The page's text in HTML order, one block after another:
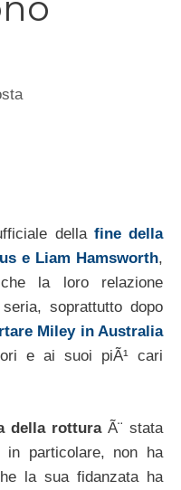
della fine della
e Liam Hamsworth,
la loro relazione
soprattutto dopo
Miley in Australia
e ai suoi piÃ¹ cari
della rotturaÃ¨ stata
in particolare, non ha
la sua fidanzata ha